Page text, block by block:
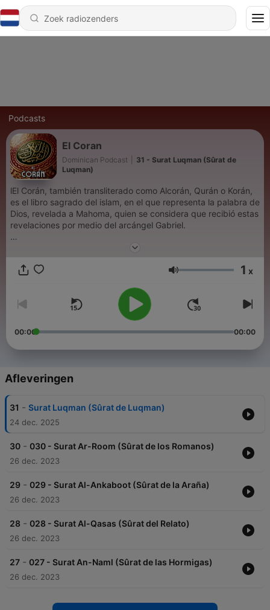
Podcasts
El Coran
Dominican Podcast
31 - Surat Luqman (Sûrat de
Luqman)
lEl Corán, también transliterado como Alcorán, Qurán o Korán,
es el libro sagrado del islam, en el que representa la palabra de
Dios, revelada a Mahoma, quien se considera que recibió estas
revelaciones por medio del arcángel Gabriel.​
Volume 1 x
00:00 00:00
Afleveringen
31 - Surat Luqman (Sûrat de Luqman)
24 dec. 2025
30 - 030 - Surat Ar-Room (Sûrat de los Romanos)
26 dec. 2023
29 - 029 - Surat Al-Ankaboot (Sûrat de la Araña)
26 dec. 2023
28 - 028 - Surat Al-Qasas (Sûrat del Relato)
26 dec. 2023
27 - 027 - Surat An-Naml (Sûrat de las Hormigas)
26 dec. 2023